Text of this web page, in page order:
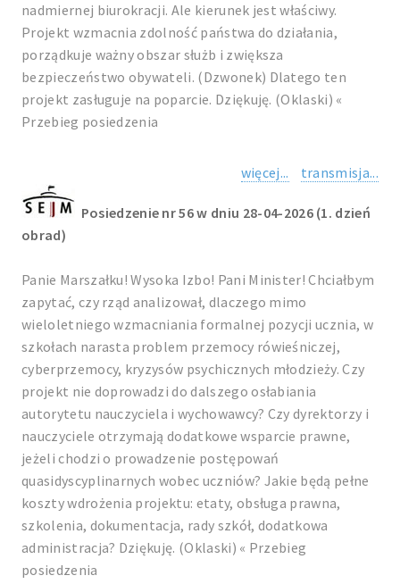
nadmiernej biurokracji. Ale kierunek jest właściwy.
Projekt wzmacnia zdolność państwa do działania,
porządkuje ważny obszar służb i zwiększa
bezpieczeństwo obywateli. (Dzwonek) Dlatego ten
projekt zasługuje na poparcie. Dziękuję. (Oklaski) «
Przebieg posiedzenia
więcej... transmisja...
Posiedzenie nr 56 w dniu 28-04-2026 (1. dzień
obrad)
Panie Marszałku! Wysoka Izbo! Pani Minister! Chciałbym
zapytać, czy rząd analizował, dlaczego mimo
wieloletniego wzmacniania formalnej pozycji ucznia, w
szkołach narasta problem przemocy rówieśniczej,
cyberprzemocy, kryzysów psychicznych młodzieży. Czy
projekt nie doprowadzi do dalszego osłabiania
autorytetu nauczyciela i wychowawcy? Czy dyrektorzy i
nauczyciele otrzymają dodatkowe wsparcie prawne,
jeżeli chodzi o prowadzenie postępowań
quasidyscyplinarnych wobec uczniów? Jakie będą pełne
koszty wdrożenia projektu: etaty, obsługa prawna,
szkolenia, dokumentacja, rady szkół, dodatkowa
administracja? Dziękuję. (Oklaski) « Przebieg
posiedzenia